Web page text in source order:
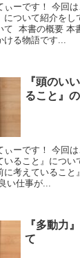
ぃーです！ 今回
について紹介をし
て 本書の概要 本
る物語です...
『頭のい
ること』
ぃーです！ 今回
ること』につい
に考えているこ
い仕事が...
『多動力
て